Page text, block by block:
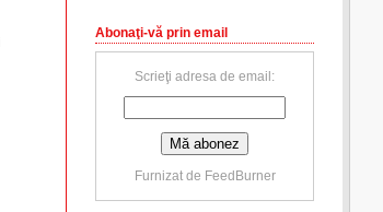
Abonaţi-vă prin email
Scrieţi adresa de email:
Furnizat de FeedBurner